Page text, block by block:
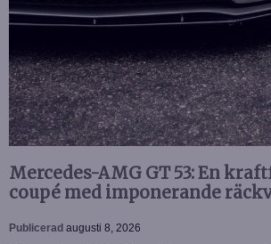
Mercedes-AMG GT 53: En
coupé med imponerande
Publicerad augusti 8, 2026